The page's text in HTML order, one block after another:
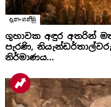
දැන-ගනිමු
ගුහාවක අඳුර අතරින්
පැරණි,
නිර්මාණය…